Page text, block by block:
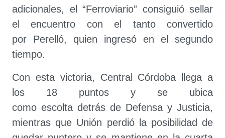
adicionales, el “Ferroviario” consiguió sellar
el encuentro con el tanto convertido
por Perelló, quien ingresó en el segundo
tiempo.
Con esta victoria, Central Córdoba llega a
los 18 puntos y se ubica
como escolta detrás de Defensa y Justicia,
mientras que Unión perdió la posibilidad de